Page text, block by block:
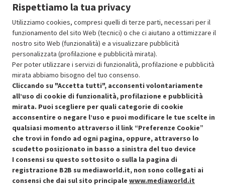
Aggiungi al carrello
SCONTO RICONDIZIONATI
Approfitta dello sconto del 30% sul prodotto ricondizionato.
Condizioni generali di vendita
Cookie Policy
Preferenze cookie
Recedere dal contratto qui
Rispettiamo la tua privacy
Utilizziamo cookies, compresi quelli di terze parti, necessari per il
funzionamento del sito Web (tecnici) o che ci aiutano a ottimizzare il
nostro sito Web (funzionalità) e a visualizzare pubblicità
personalizzata (profilazione e pubblicità mirata).
Per poter utilizzare i servizi di funzionalità, profilazione e pubblicità
mirata abbiamo bisogno del tuo consenso.
Cliccando su "Accetta tutti", acconsenti volontariamente
all’uso di cookie di funzionalità, profilazione e pubblicità
mirata. Puoi scegliere per quali categorie di cookie
acconsentire o negare l’uso e puoi modificare le tue scelte in
qualsiasi momento attraverso il link “Preferenze Cookie”
che trovi in fondo ad ogni pagina, oppure, attraverso lo
scudetto posizionato in basso a sinistra del tuo device
I consensi su questo sottosito o sulla la pagina di
registrazione B2B su mediaworld.it, non sono collegati ai
consensi che dai sul sito principale www.mediaworld.it